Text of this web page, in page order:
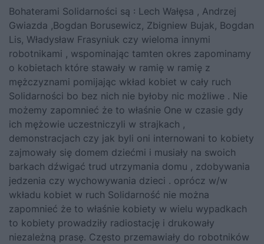
Bohaterami Solidarności są : Lech Wałęsa , Andrzej
Gwiazda ,Bogdan Borusewicz, Zbigniew Bujak, Bogdan
Lis, Władysław Frasyniuk czy wieloma innymi
robotnikami , wspominając tamten okres zapominamy
o kobietach które stawały w ramię w ramię z
mężczyznami pomijając wkład kobiet w cały ruch
Solidarności bo bez nich nie byłoby nic możliwe . Nie
możemy zapomnieć że to właśnie One w czasie gdy
ich mężowie uczestniczyli w strajkach ,
demonstracjach czy jak byli oni internowani to kobiety
zajmowały się domem dziećmi i musiały na swoich
barkach dźwigać trud utrzymania domu , zdobywania
jedzenia czy wychowywania dzieci . oprócz w/w
wkładu kobiet w ruch Solidarność nie można
zapomnieć że to właśnie kobiety w wielu wypadkach
to kobiety prowadziły radiostację i drukowały
niezależną prasę. Często przemawiały do robotników